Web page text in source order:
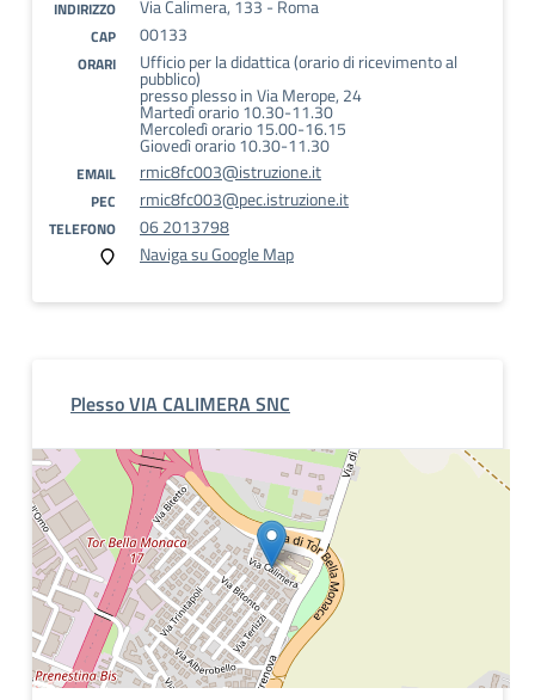
INDIRIZZO Via Calimera, 133 - Roma
CAP 00133
ORARI Ufficio per la didattica (orario di ricevimento al
pubblico)
presso plesso in Via Merope, 24
Martedì orario 10.30-11.30
Mercoledì orario 15.00-16.15
Giovedì orario 10.30-11.30
EMAIL rmic8fc003@istruzione.it
PEC rmic8fc003@pec.istruzione.it
TELEFONO
06 2013798
Naviga su Google Map
Plesso VIA CALIMERA SNC